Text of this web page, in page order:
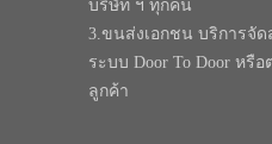
บริษัท ฯ ทุกคน
3.ขนส่งเอกชน บริการจั
ระบบ Door To Door หรื
ลูกค้า